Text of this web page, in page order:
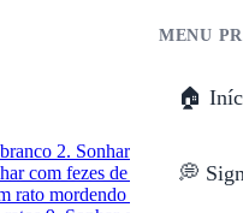
MENU
🏠
💭
2. Sonhar com rato
com fezes de rato
5.
rato mordendo